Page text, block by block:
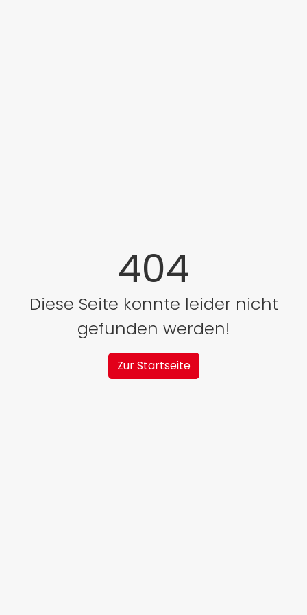
404
Diese Seite konnte leider nicht
gefunden werden!
Zur Startseite